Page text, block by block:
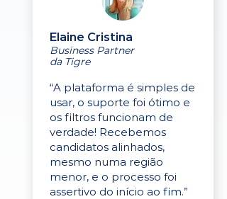
Elaine Cristina
Business Partner
da Tigre
“A plataforma é simples de
usar, o suporte foi ótimo e
os filtros funcionam de
verdade! Recebemos
candidatos alinhados,
mesmo numa região
menor, e o processo foi
assertivo do início ao fim.”